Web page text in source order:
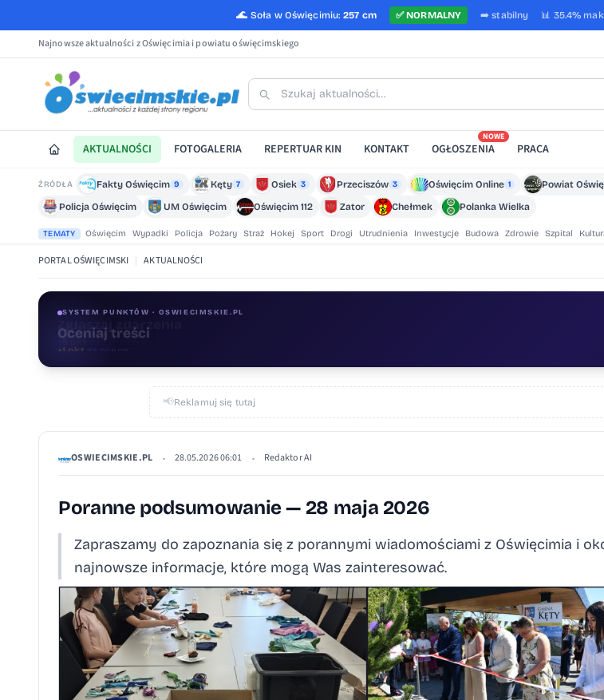
🌊 Soła w Oświęcimiu: 257 cm ✅NORMALNY ➡️stabilny 📊 35.4%
Najnowsze aktualności z Oświęcimia i powiatu oświęcimskiego
AKTUALNOŚCI FOTOGALERIA REPERTUAR KIN KONTAKT OGŁOSZENIA
NOWE
PRACA
ŹRÓDŁA Fakty Oświęcim 9 Kęty 7 Osiek 3 Przeciszów 3 Oświęcim Online 1 Powiat
Policja Oświęcim
UM Oświęcim Oświęcim 112 Zator Chełmek Polanka Wielka
TEMATY Oświęcim Wypadki Policja Pożary Straż Hokej Sport Drogi Utrudnienia Inwestycje Budowa Zdrowie Szpital
PORTAL OŚWIĘCIMSKI | AKTUALNOŚCI
SYSTEM PUNKTÓW · OSWIECIMSKIE.PL
Oceniaj treści
+1 pkt
📢Reklamuj się tutaj
OSWIECIMSKIE.PL • 28.05.2026 06:01 • Redaktor AI
Poranne podsumowanie — 28 maja 2026
Zapraszamy do zapoznania się z porannymi wiadomościami z Oświęcimia i
najnowsze informacje, które mogą Was zainteresować.